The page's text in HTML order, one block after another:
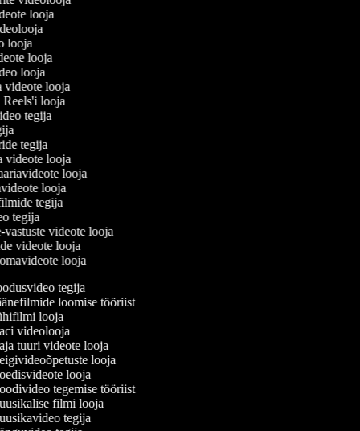
looja
looja
looja
looja
videote looja
Reels'i looja
tegija
tegija
videote looja
looja
looja
tegija
tegija
vastuste videote looja
videote looja
looja
tegija
loomise tööriist
looja
videolooja
tuuri videote looja
looja
looja
tegemise tööriist
filmi looja
tegija